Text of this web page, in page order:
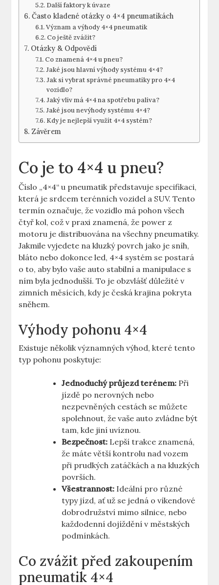
Další faktory k úvaze
Často kladené otázky o 4×4 pneumatikách
Význam a výhody 4×4 pneumatik
Co ještě zvážit?
Otázky & Odpovědi
Co znamená 4×4 u pneu?
Jaké jsou hlavní výhody systému 4×4?
Jak si vybrat správné pneumatiky pro 4×4
vozidlo?
Jaký vliv má 4×4 na spotřebu paliva?
Jaké jsou nevýhody systému 4×4?
Kdy je nejlepší využít 4×4 systém?
Závěrem
Co je to 4×4 u pneu?
Číslo „4×4“ u pneumatik představuje specifikaci,
která je srdcem terénních vozidel a SUV. Tento
termín označuje, že vozidlo má pohon všech
čtyř kol, což v praxi znamená, že power z
motoru je distribuována na všechny pneumatiky.
Jakmile vyjedete na kluzký povrch jako je sníh,
bláto nebo dokonce led, 4×4 systém se postará
o to, aby bylo vaše auto stabilní a manipulace s
ním byla jednodušší. To je obzvlášť důležité v
zimních měsících, kdy je česká krajina pokryta
sněhem.
Výhody pohonu 4×4
Existuje několik významných výhod, které tento
typ pohonu poskytuje:
Jednoduchý průjezd terénem: Při
jízdě po nerovných nebo
nezpevněných cestách se můžete
spolehnout, že vaše auto zvládne být
tam, kde jiní uvíznou.
Bezpečnost: Lepší trakce znamená,
že máte větší kontrolu nad vozem
při prudkých zatáčkách a na kluzkých
površích.
Všestrannost: Ideální pro různé
typy jízd, ať už se jedná o víkendové
dobrodružství mimo silnice, nebo
každodenní dojíždění v městských
podmínkách.
Co zvážit před zakoupením
pneumatik 4×4